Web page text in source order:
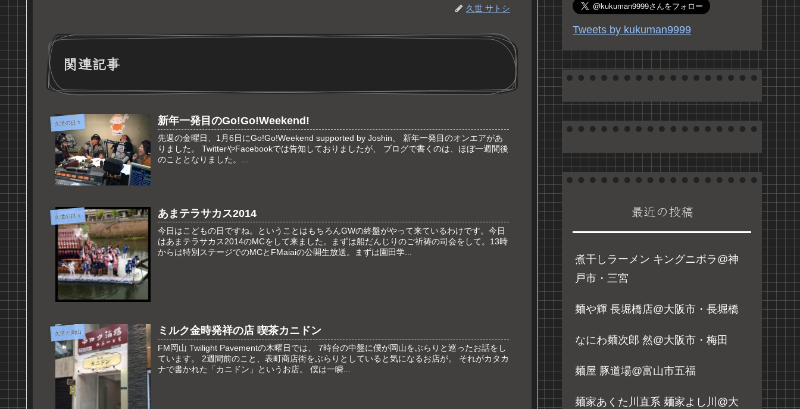
久世 サトシ
関連記事
久世の日々 新年一発目のGo!Go!Weekend!
先週の金曜日、1月6日にGo!Go!Weekend supported by Joshin、 新年一発目のオンエアがあ
りました。 TwitterやFacebookでは告知しておりましたが、 ブログで書くのは、ほぼ一週間後
のこととなりました。...
久世の日々 あまテラサカス2014
今日はこどもの日ですね。ということはもちろんGWの終盤がやって来ているわけです。今日
はあまテラサカス2014のMCをして来ました。まずは船だんじりのご祈祷の司会をして。13時
からは特別ステージでのMCとFMaiaiの公開生放送。まずは園田学...
久世と岡山 ミルク金時発祥の店 喫茶カニドン
FM岡山 Twilight Pavementの木曜日では、 7時台の中盤に僕が岡山をぶらりと巡ったお話をし
ています。 2週間前のこと、表町商店街をぶらりとしていると気になるお店が。 それがカタカ
ナで書かれた「カニドン」というお店。 僕は一瞬...
Tweets by kukuman9999
最近の投稿
煮干しラーメン キングニボラ@神
戸市・三宮
麺や輝 長堀橋店@大阪市・長堀橋
なにわ麺次郎 然@大阪市・梅田
麺屋 豚道場@富山市五福
麺家あくた川直系 麺家よし川@大